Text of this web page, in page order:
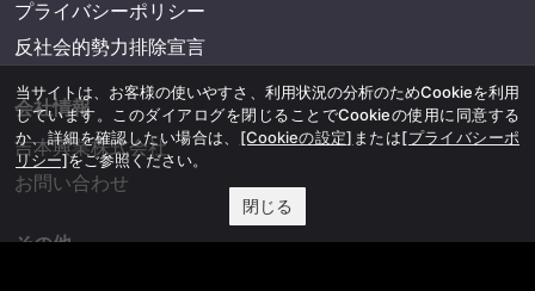
プライバシーポリシー
反社会的勢力排除宣言
会社情報
吉本興業株式会社
お問い合わせ
その他
当サイトは、お客様の使いやすさ、利用状況の分析のためCookieを利用
しています。このダイアログを閉じることでCookieの使用に同意する
か、詳細を確認したい場合は、 [Cookieの設定] または[プライバシーポ
リシー]をご参照ください。
閉じる